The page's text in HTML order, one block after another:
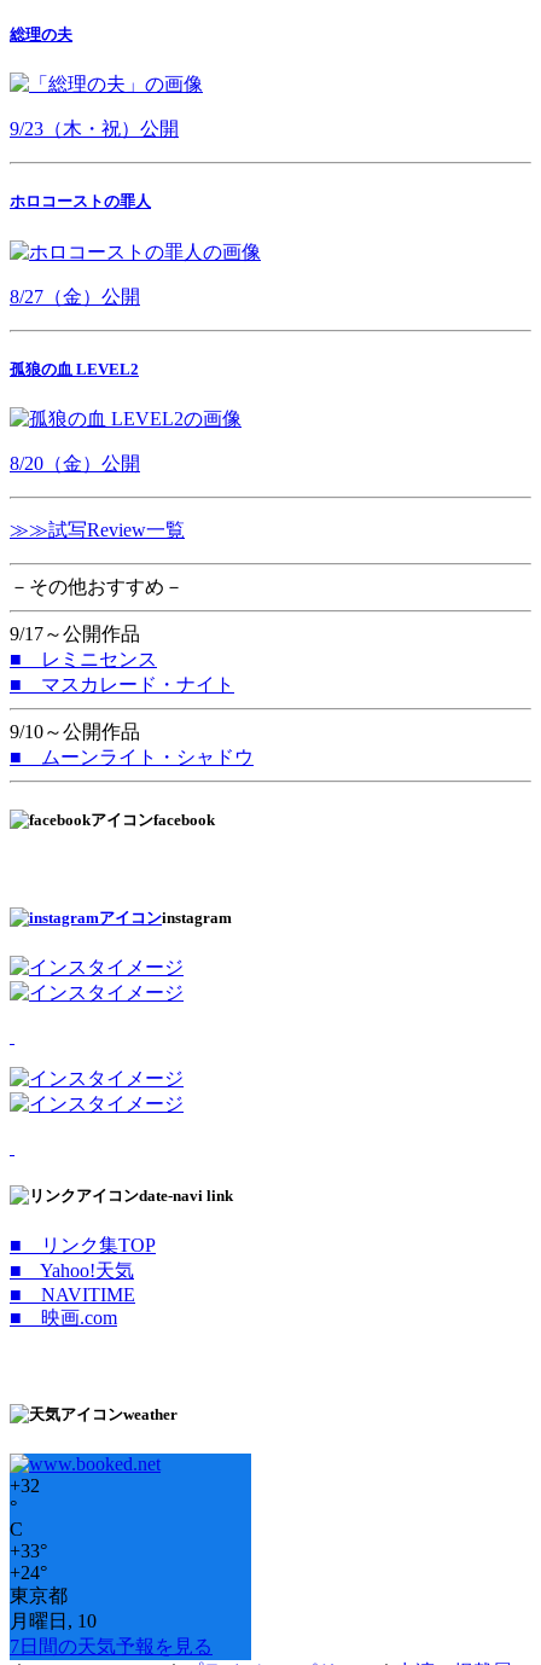
総理の夫
9/23（木・祝）公開
ホロコーストの罪人
8/27（金）公開
孤狼の血 LEVEL2
8/20（金）公開
≫≫試写Review一覧
－その他おすすめ－
9/17～公開作品
■ レミニセンス
■ マスカレード・ナイト
9/10～公開作品
■ ムーンライト・シャドウ
facebook
instagram
date-navi link
■ リンク集TOP
■ Yahoo!天気
■ NAVITIME
■ 映画.com
weather
+32
°
C
+33°
+24°
東京都
月曜日, 10
7日間の天気予報を見る